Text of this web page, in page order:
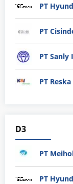
PT
PT
PT
PT
D3
PT
PT